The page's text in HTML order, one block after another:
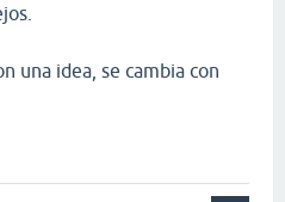
una idea, se cambia con